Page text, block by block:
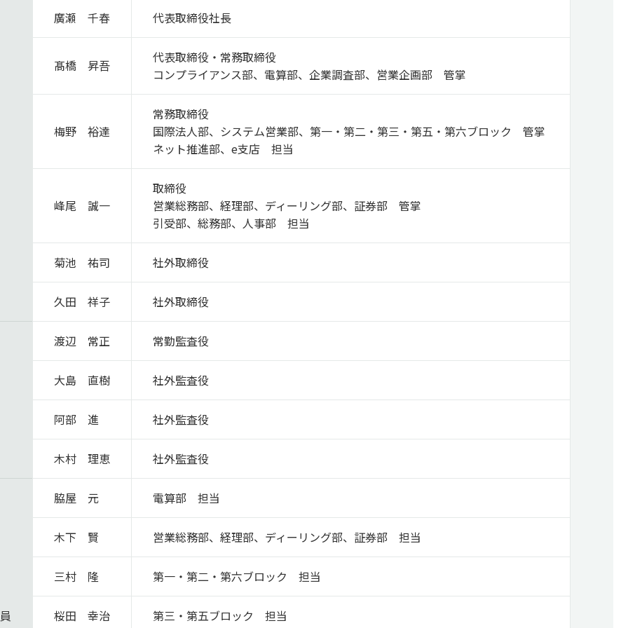
廣瀬 千春 代表取締役社長
髙橋 昇吾
代表取締役・常務取締役
コンプライアンス部、電算部、企業調査部、営業企画部 管掌
梅野 裕達
常務取締役
国際法人部、システム営業部、第一・第二・第三・第五・第六ブロック 管掌
ネット推進部、e支店 担当
峰尾 誠一
取締役
営業総務部、経理部、ディーリング部、証券部 管掌
引受部、総務部、人事部 担当
菊池 祐司 社外取締役
久田 祥子 社外取締役
渡辺 常正 常勤監査役
大島 直樹 社外監査役
阿部 進 社外監査役
木村 理恵 社外監査役
脇屋 元 電算部 担当
木下 賢 営業総務部、経理部、ディーリング部、証券部 担当
三村 隆 第一・第二・第六ブロック 担当
桜⽥ 幸治 第三・第五ブロック 担当